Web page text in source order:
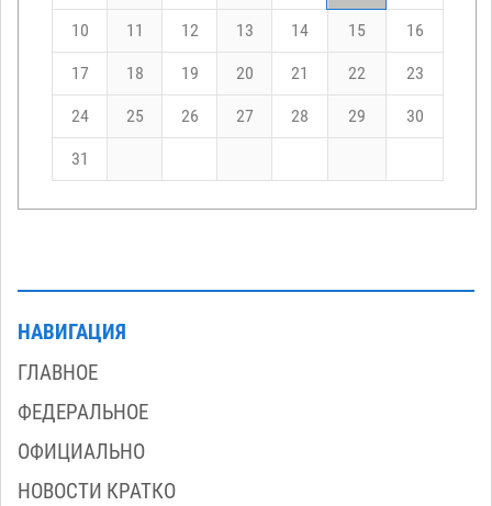
10 11 12 13 14 15 16
17 18 19 20 21 22 23
24 25 26 27 28 29 30
31
НАВИГАЦИЯ
ГЛАВНОЕ
ФЕДЕРАЛЬНОЕ
ОФИЦИАЛЬНО
НОВОСТИ КРАТКО